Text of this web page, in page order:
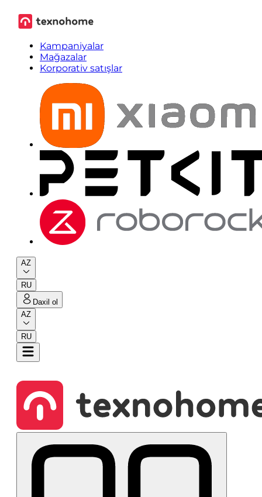
Kampaniyalar
Mağazalar
Korporativ satışlar
AZ
RU
Daxil ol
AZ
RU